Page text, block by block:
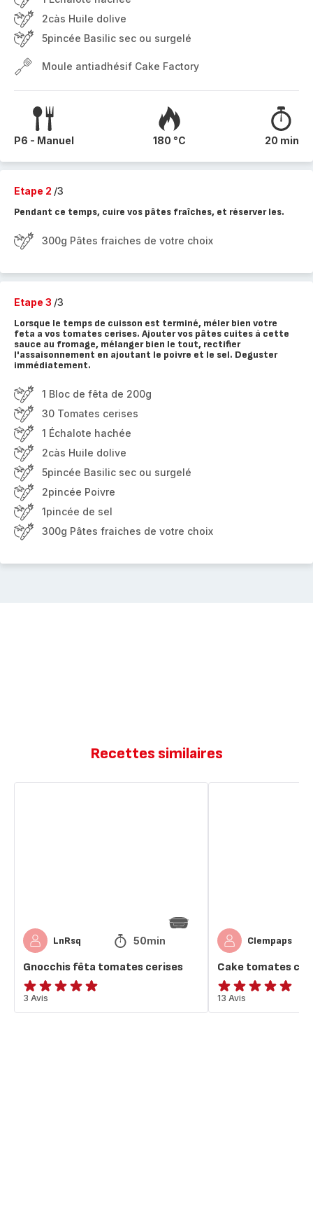
2càs Huile dolive
5pincée Basilic sec ou surgelé
Moule antiadhésif Cake Factory
P6 - Manuel 180 °C 20 min
Etape 2 /3
Pendant ce temps, cuire vos pâtes fraîches, et réserver les.
300g Pâtes fraiches de votre choix
Etape 3 /3
Lorsque le temps de cuisson est terminé, méler bien votre
feta a vos tomates cerises. Ajouter vos pâtes cuites à cette
sauce au fromage, mélanger bien le tout, rectifier
l'assaisonnement en ajoutant le poivre et le sel. Deguster
immédiatement.
1 Bloc de fêta de 200g
30 Tomates cerises
1 Échalote hachée
2càs Huile dolive
5pincée Basilic sec ou surgelé
2pincée Poivre
1pincée de sel
300g Pâtes fraiches de votre choix
Recettes similaires
LnRsq 50min
Gnocchis fêta tomates cerises
Avis
5
3 Avis
Clempaps
Cake tomates
Avis
5
13 Avis